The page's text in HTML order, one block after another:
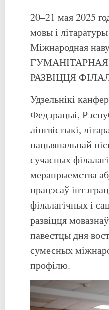
20–21 мая 2025
мовы і
Міжнародная
РАЗВІЦЦЯ
Удзельнікі
Федэрацыі,
лінгвістыкі,
нацыянальнай
сучасных
мерапрыемства
працэсаў
філалагічных і
развіцця
павестцы дня
сумесных
профілю.